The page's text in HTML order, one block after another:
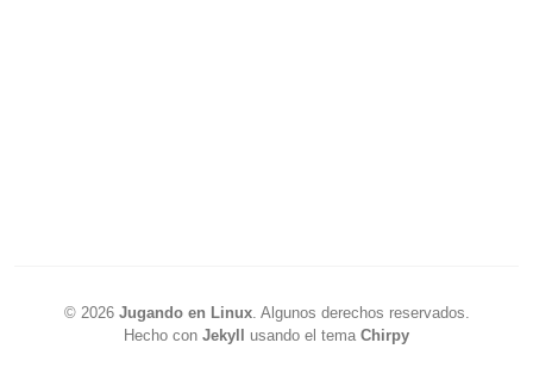
© 2026 Jugando en Linux. Algunos derechos reservados.
Hecho con Jekyll usando el tema Chirpy